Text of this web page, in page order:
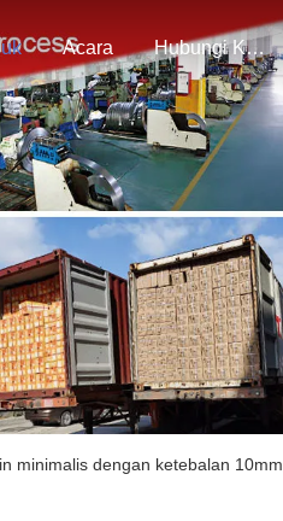
Acara Hubungi Kami
minimalis dengan ketebalan 10mm